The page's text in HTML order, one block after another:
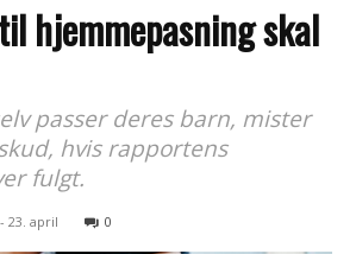
hjemmepasning skal
passer deres barn, mister
hvis rapportens
fulgt.
23. april 0